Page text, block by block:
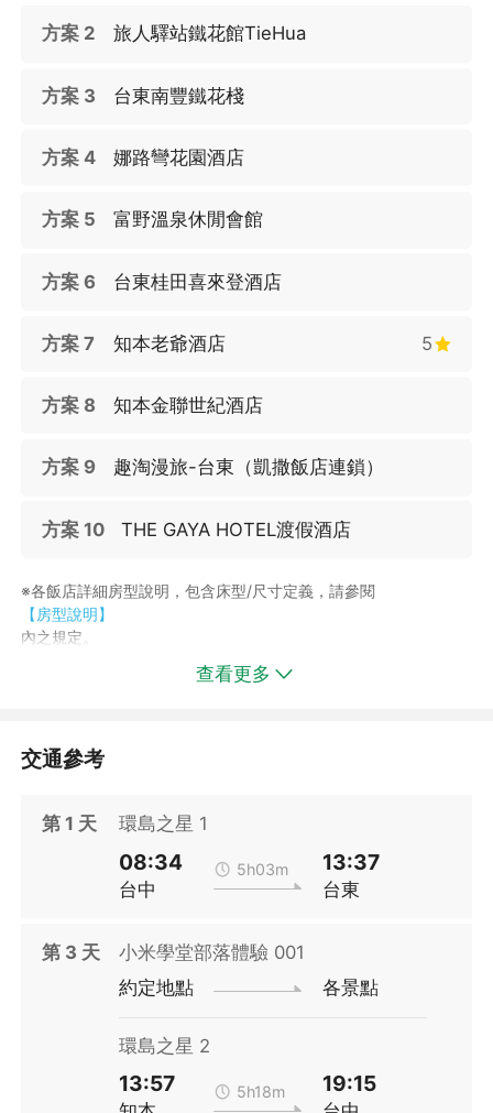
方案 2 旅人驛站鐵花館TieHua
方案 3 台東南豐鐵花棧
方案 4 娜路彎花園酒店
方案 5 富野溫泉休閒會館
方案 6 台東桂田喜來登酒店
方案 7 知本老爺酒店 5
方案 8 知本金聯世紀酒店
方案 9 趣淘漫旅-台東（凱撒飯店連鎖）
方案 10 THE GAYA HOTEL渡假酒店
※各飯店詳細房型說明，包含床型/尺寸定義，請參閱
【房型說明】
內之規定。
賓出遊時自行攜帶盥洗用品，一起環保愛地球!
※若貴賓需求一大床或兩小床，僅可需求,請恕無法保證，部分飯店
若指定房型需補價差。
店遇客滿則安排館內其他房型或其他飯店「加價」入住或建議改期
※飯店設施若因飯店維修暫停使用，恕不另行通知，部分設施需付
查看更多
交通參考
第 1 天 環島之星 1
08:34
台中
5h03m 13:37
台東
第 3 天
小米學堂部落體驗 001
約定地點
各景點
環島之星 2
13:57 5h18m 19:15